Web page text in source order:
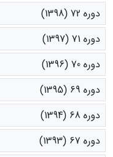
دوره 72 (1398)
دوره 71 (1397)
دوره 70 (1396)
دوره 69 (1395)
دوره 68 (1394)
دوره 67 (1393)